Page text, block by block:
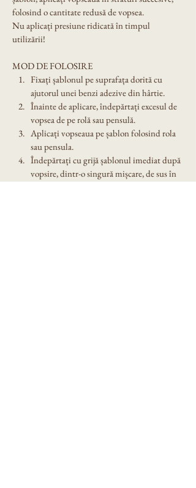
folosind o cantitate redusă de vopsea.
Nu aplicați presiune ridicată în timpul
utilizării!
MOD DE FOLOSIRE
Fixați șablonul pe suprafața dorită cu
ajutorul unei benzi adezive din hârtie.
Înainte de aplicare, îndepărtați excesul de
vopsea de pe rolă sau pensulă.
Aplicați vopseaua pe șablon folosind rola
sau pensula.
Îndepărtați cu grijă șablonul imediat după
vopsire, dintr-o singură mișcare, de sus în